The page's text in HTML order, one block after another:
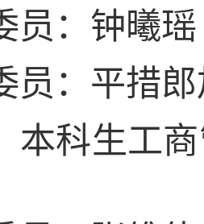
员：钟曦瑶
员：平措
本科生工